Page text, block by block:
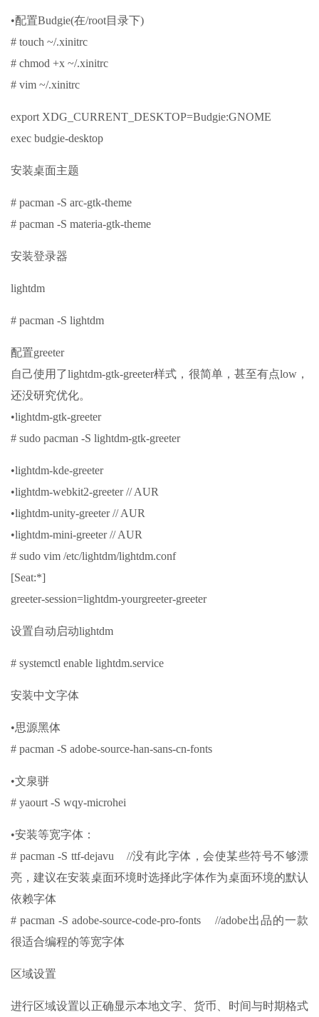
•配置Budgie(在/root目录下)
# touch ~/.xinitrc
# chmod +x ~/.xinitrc
# vim ~/.xinitrc
export XDG_CURRENT_DESKTOP=Budgie:GNOME
exec budgie-desktop
安装桌面主题
# pacman -S arc-gtk-theme
# pacman -S materia-gtk-theme
安装登录器
lightdm
# pacman -S lightdm
配置greeter
自己使用了lightdm-gtk-greeter样式，很简单，甚至有点low，
还没研究优化。
•lightdm-gtk-greeter
# sudo pacman -S lightdm-gtk-greeter
•lightdm-kde-greeter
•lightdm-webkit2-greeter // AUR
•lightdm-unity-greeter // AUR
•lightdm-mini-greeter // AUR
# sudo vim /etc/lightdm/lightdm.conf
[Seat:*]
greeter-session=lightdm-yourgreeter-greeter
设置自动启动lightdm
# systemctl enable lightdm.service
安装中文字体
•思源黑体
# pacman -S adobe-source-han-sans-cn-fonts
•文泉骈
# yaourt -S wqy-microhei
•安装等宽字体：
# pacman -S ttf-dejavu //没有此字体，会使某些符号不够漂
亮，建议在安装桌面环境时选择此字体作为桌面环境的默认
依赖字体
# pacman -S adobe-source-code-pro-fonts //adobe出品的一款
很适合编程的等宽字体
区域设置
进行区域设置以正确显示本地文字、货币、时间与时期格式